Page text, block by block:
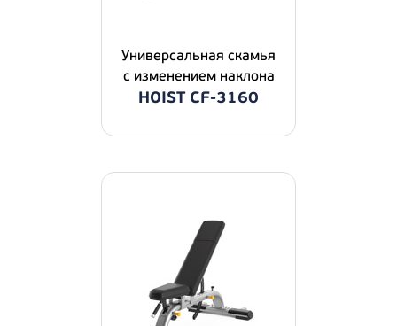
Универсальная скамья
с изменением наклона
HOIST CF-3160